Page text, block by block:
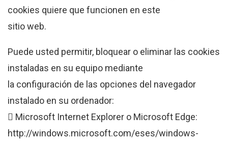
cookies quiere que funcionen en este
sitio web.
Puede usted permitir, bloquear o eliminar las cookies
instaladas en su equipo mediante
la configuración de las opciones del navegador
instalado en su ordenador:
 Microsoft Internet Explorer o Microsoft Edge:
http://windows.microsoft.com/eses/windows-